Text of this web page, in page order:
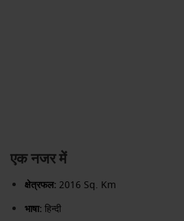
एक नजर में
क्षेत्रफल: 2016 Sq. Km
भाषा:हिन्दी